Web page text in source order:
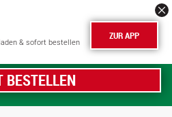
& sofort bestellen ZUR APP
BESTELLEN